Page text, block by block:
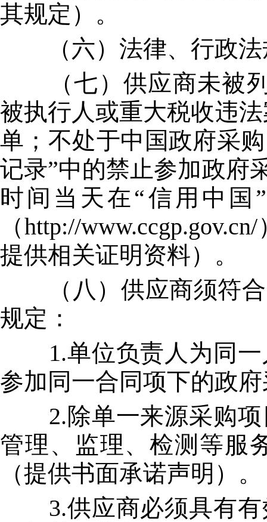
其规定）。
（六）法律、行政法
（七）供应商未被列
被执行人或重大税收违
单；不处于中国政府采
记录”中的禁止参加政府
时间当天在“信用中国”
（http://
提供相关证明资料）。
（八）供应商须符合
规定：
1.单位负责人为同一
参加同一合同项下的政
2.除单一来源采购项
管理、监理、检测等服
（提供书面承诺声明）。
3.供应商必须具有有